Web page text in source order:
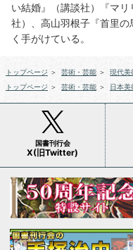
い結婚』（講談社）『マ
社）、高山羽根子『首里
く手がけている。
トップページ ＞ 芸術・芸能 ＞ 現代美
トップページ ＞ 芸術・芸能 ＞ 日本美
国書刊行会
X(旧Twitter)